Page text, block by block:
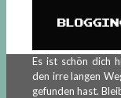
Es ist schön dich
den irre langen
gefunden hast.